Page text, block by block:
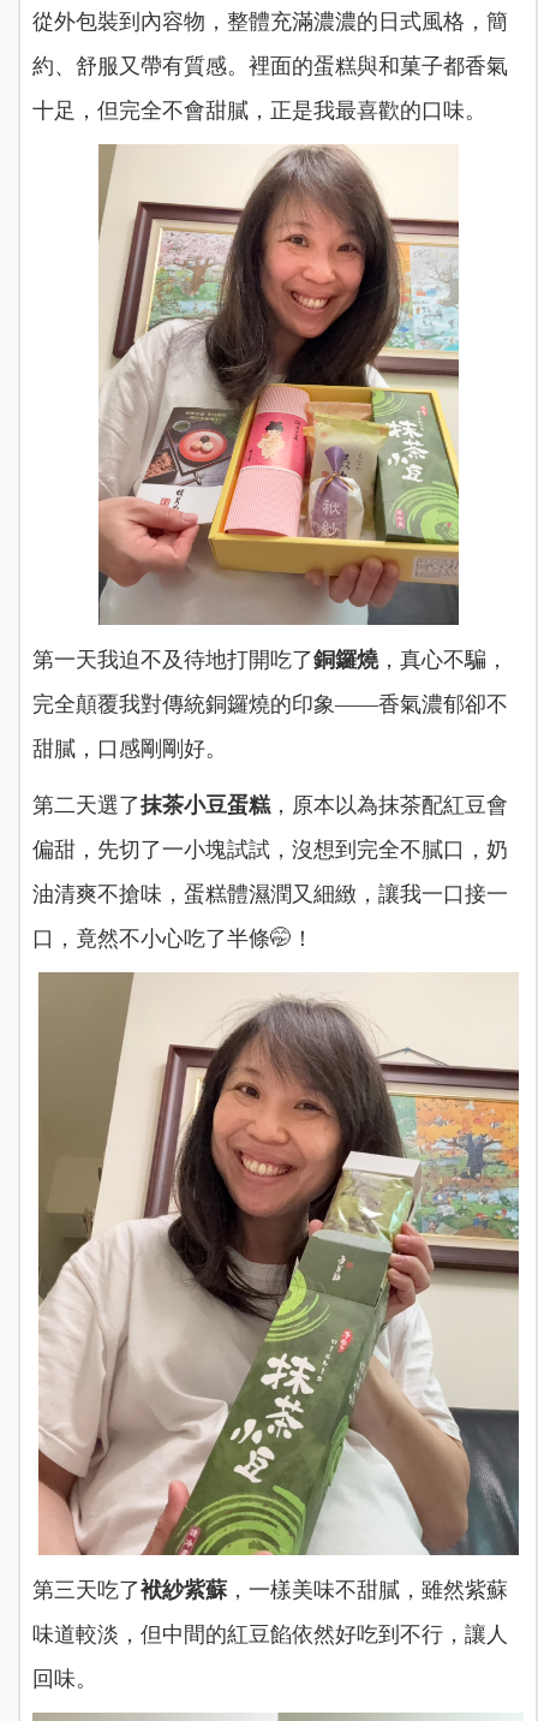
從外包裝到內容物，整體充滿濃濃的日式風格，簡
約、舒服又帶有質感。裡面的蛋糕與和菓子都香氣
十足，但完全不會甜膩，正是我最喜歡的口味。
第一天我迫不及待地打開吃了銅鑼燒，真心不騙，
完全顛覆我對傳統銅鑼燒的印象——香氣濃郁卻不
甜膩，口感剛剛好。
第二天選了抹茶小豆蛋糕，原本以為抹茶配紅豆會
偏甜，先切了一小塊試試，沒想到完全不膩口，奶
油清爽不搶味，蛋糕體濕潤又細緻，讓我一口接一
口，竟然不小心吃了半條🤭！
第三天吃了袱紗紫蘇，一樣美味不甜膩，雖然紫蘇
味道較淡，但中間的紅豆餡依然好吃到不行，讓人
回味。